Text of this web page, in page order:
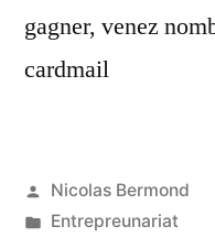
gagner, venez
cardmail
Publié
par
Nicolas Bermond
Publié
Entrepreunariat